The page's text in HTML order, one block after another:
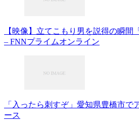
【映像】立てこもり男を説得の瞬
– FNNプライムオンライン
「入ったら刺すぞ」愛知県豊橋市で
ース